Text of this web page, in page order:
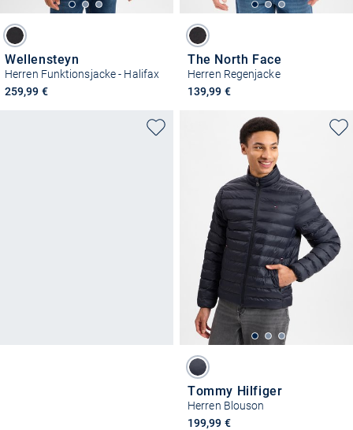
Wellensteyn
Herren Funktionsjacke - Halifax
259,99 €
The North Face
Herren Regenjacke
139,99 €
Tommy Hilfiger
Herren Blouson
199,99 €